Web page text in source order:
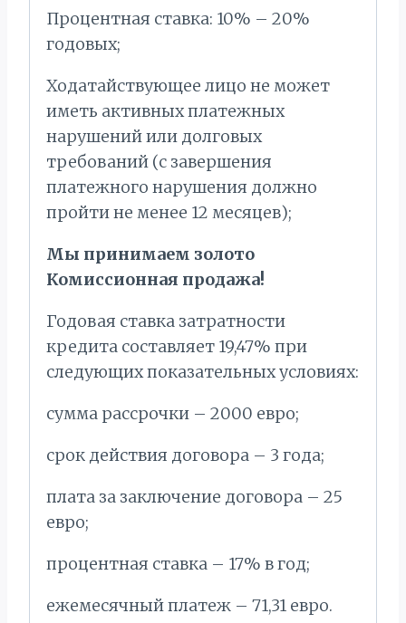
Процентная ставка: 10% – 20%
годовых;
Ходатайствующее лицо не может
иметь активных платежных
нарушений или долговых
требований (с завершения
платежного нарушения должно
пройти не менее 12 месяцев);
Мы принимаем золото
Комиссионная продажа!
Годовая ставка затратности
кредита составляет 19,47% при
следующих показательных условиях:
сумма рассрочки – 2000 евро;
срок действия договора – 3 года;
плата за заключение договора – 25
евро;
процентная ставка – 17% в год;
ежемесячный платеж – 71,31 евро.